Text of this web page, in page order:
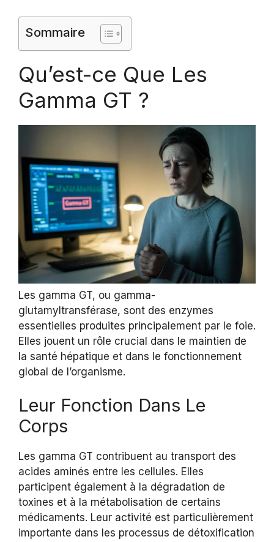
Sommaire
Qu’est-ce Que Les
Gamma GT ?
Les gamma GT, ou gamma-
glutamyltransférase, sont des enzymes
essentielles produites principalement par le foie.
Elles jouent un rôle crucial dans le maintien de
la santé hépatique et dans le fonctionnement
global de l’organisme.
Leur Fonction Dans Le
Corps
Les gamma GT contribuent au transport des
acides aminés entre les cellules. Elles
participent également à la dégradation de
toxines et à la métabolisation de certains
médicaments. Leur activité est particulièrement
importante dans les processus de détoxification